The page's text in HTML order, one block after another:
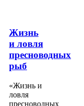
Жизнь
и ловля
пресноводных
рыб
«Жизнь и
ловля
пресноводных